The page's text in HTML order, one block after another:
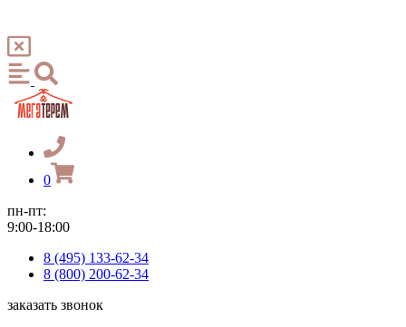
0
пн-пт:
9:00-18:00
8 (495) 133-62-34
8 (800) 200-62-34
заказать звонок